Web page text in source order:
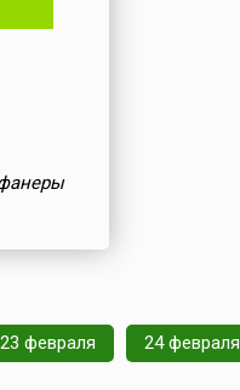
23 февраля 24 февраля